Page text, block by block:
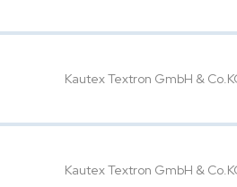
Kautex Textron GmbH &
Kautex Textron GmbH &